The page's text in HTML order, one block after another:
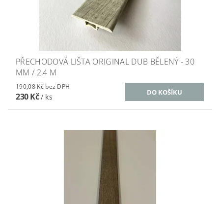
PŘECHODOVÁ LIŠTA ORIGINAL DUB BĚLENÝ - 30
MM / 2,4 M
190,08 Kč bez DPH
230 Kč/ ks